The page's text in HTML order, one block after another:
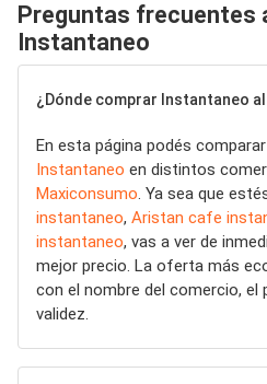
Preguntas frecuentes
Instantaneo
¿Dónde comprar Instantaneo
En esta página podés
Instantaneo en distintos
Maxiconsumo. Ya sea que
instantaneo, Aristan cafe
instantaneo, vas a ver de
mejor precio. La oferta más
con el nombre del comercio, el
validez.